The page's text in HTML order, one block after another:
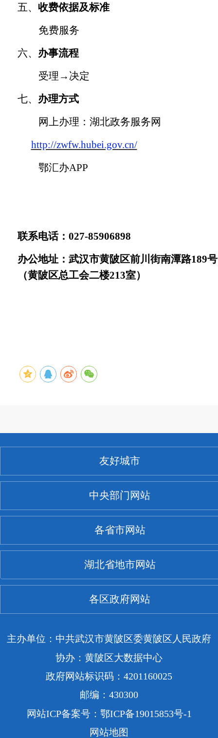
五、 收费依据及标准
免费服务
六、 办事流程
受理 →决定
七、 办理方式
网上办理：湖北政务服务网
http://zwfw.hubei.gov.cn/
鄂汇办APP
联系电话： 027-85906898
办公地址：武汉市黄陂区前川街南潭路189号
（黄陂区总工会二楼213室）
友好城市
中央部门网站
各省市网站
湖北省地市网站
各区政府网站
主办单位：中共武汉市黄陂区委黄陂区人民政府
协办：黄陂区大数据中心
政府网站标识码：4201160025
邮编：430300
网站ICP备案号：鄂ICP备19015853号-1
网站地图